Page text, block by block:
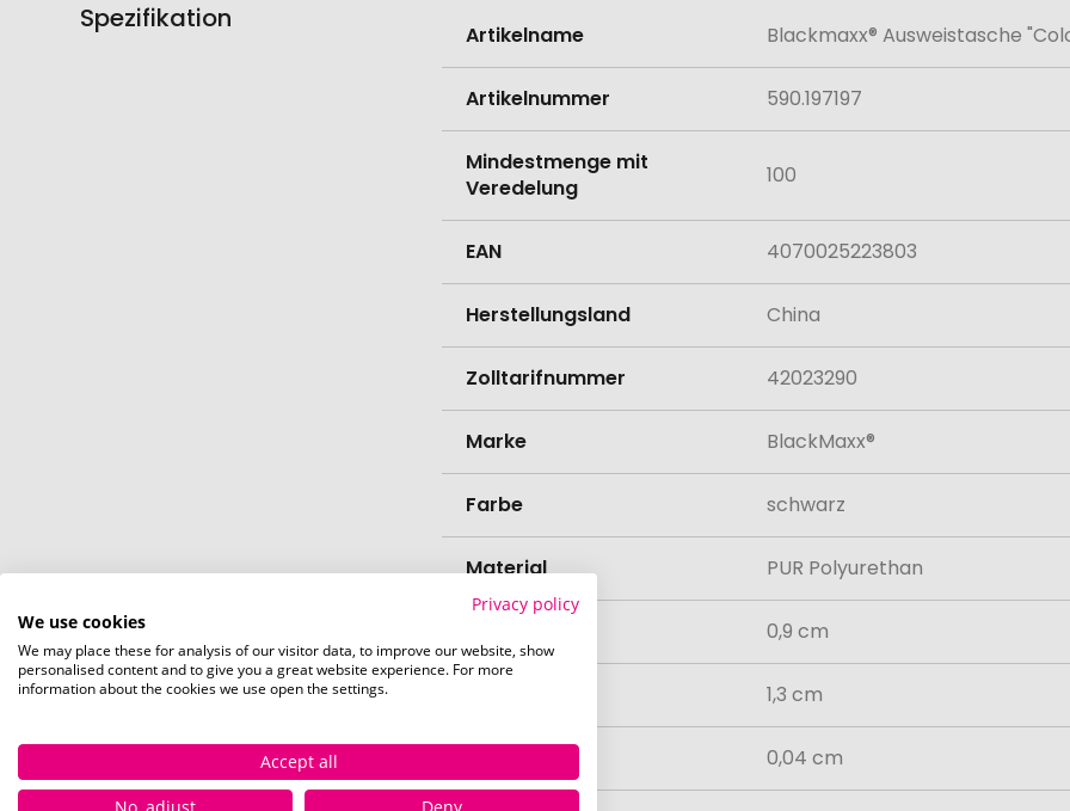
Spezifikation
Informationen
Artikelname Blackmaxx® Ausweistasche
Artikelnummer 590.197197
Mindestmenge mit
Veredelung
100
EAN 4070025223803
Herstellungsland China
Zolltarifnummer 42023290
Marke BlackMaxx®
Farbe schwarz
Material PUR Polyurethan
0,9 cm
1,3 cm
0,04 cm
Privacy policy
We use cookies
We may place these for analysis of our visitor data, to improve our website, show
personalised content and to give you a great website experience. For more
information about the cookies we use open the settings.
Accept all